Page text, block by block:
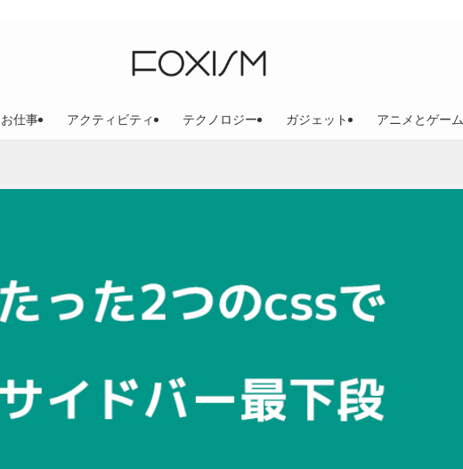
お仕事 アクティビティ テクノロジー ガジェット アニメとゲーム